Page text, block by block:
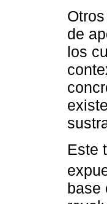
de
los
Este
base